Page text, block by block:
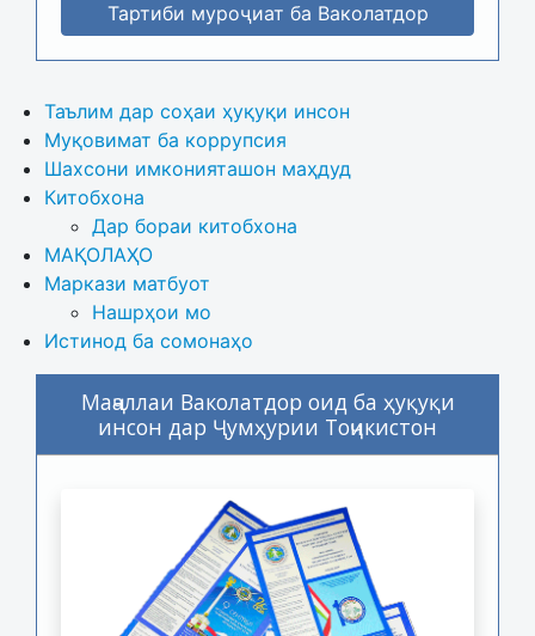
Тартиби муроҷиат ба Ваколатдор
Таълим дар соҳаи ҳуқуқи инсон
Муқовимат ба коррупсия
Шахсони имконияташон маҳдуд
Китобхона
Дар бораи китобхона
МАҚОЛАҲО
Маркази матбуот
Нашрҳои мо
Истинод ба сомонаҳо
Маҷаллаи Ваколатдор оид ба ҳуқуқи
инсон дар Ҷумҳурии Тоҷикистон